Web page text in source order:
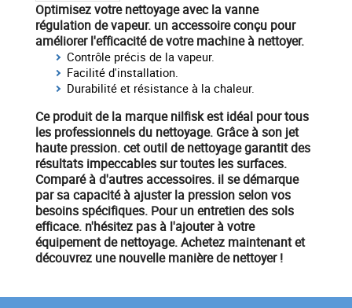
Optimisez votre nettoyageavec lavanne
régulation de vapeur. un accessoire conçu pour
améliorer l'efficacité de votre machine à nettoyer.
Contrôle précis de la vapeur.
Facilité d'installation.
Durabilité et résistance à la chaleur.
Ce produit de la marquenilfiskest idéal pour tous
les professionnels du nettoyage. Grâce à son jet
haute pression. cet outil de nettoyage garantit des
résultats impeccables sur toutes les surfaces.
Comparé à d'autres accessoires. il se démarque
par sa capacité à ajuster la pression selon vos
besoins spécifiques. Pour unentretien des sols
efficace. n'hésitez pas à l'ajouter à votre
équipement de nettoyage.Achetez maintenantet
découvrez une nouvelle manière de nettoyer !